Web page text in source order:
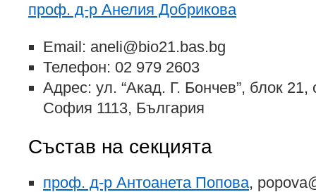
проф. д-р Анелия Добрикова
Email: aneli@bio21.bas.bg
Телефон: 02 979 2603
Адрес: ул. “Акад. Г. Бончев”, блок 21,
София 1113, България
Състав на секцията
проф. д-р Антоанета Попова,